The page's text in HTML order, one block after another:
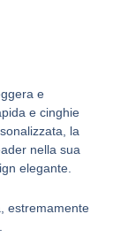
e
e cinghie
la
nella sua
elegante.
estremamente